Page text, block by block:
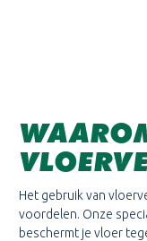
Het gebruik van
voordelen. Onze
beschermt je vloer